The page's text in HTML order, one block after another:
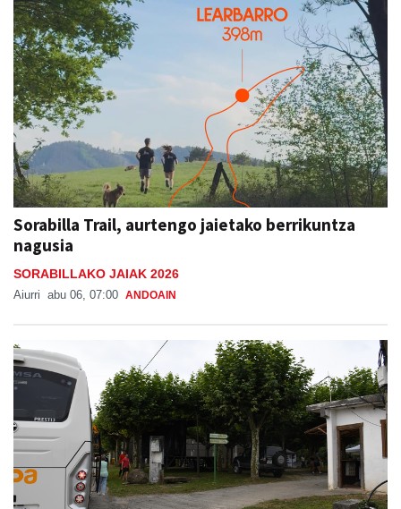
Sorabilla Trail, aurtengo jaietako berrikuntza
nagusia
SORABILLAKO JAIAK 2026
Aiurri abu 06, 07:00 ANDOAIN